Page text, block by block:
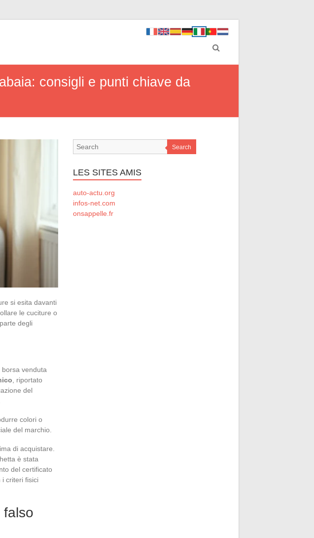
consigli e punti chiave da
si esita davanti
le cuciture o
degli
venduta
, riportato
del
colori o
del marchio.
di acquistare.
è stata
del certificato
i criteri fisici
falso
Search
LES SITES AMIS
auto-actu.org
infos-net.com
onsappelle.fr